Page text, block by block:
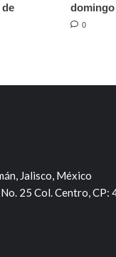
domingo
0
Jalisco, México
25 Col. Centro, CP: